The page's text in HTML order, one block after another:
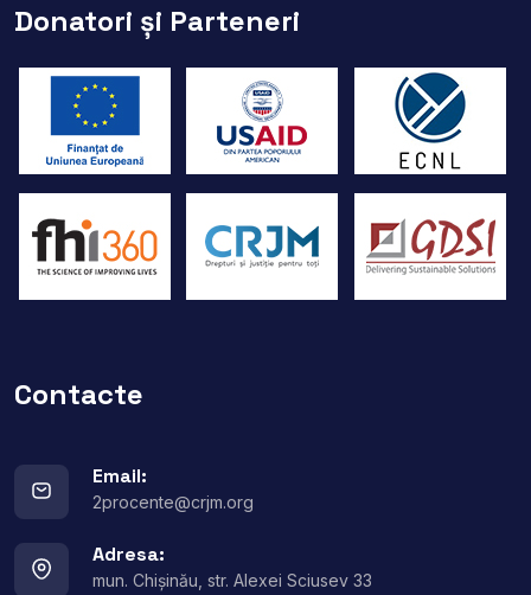
Donatori și Parteneri
Contacte
Email:
2procente@crjm.org
Adresa:
mun. Chișinău, str. Alexei Sciusev 33